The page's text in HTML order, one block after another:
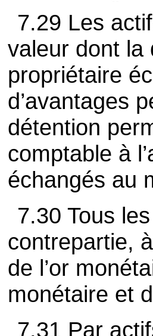
7.29 Les
valeur dont la
propriétaire
d’avantages
détention
comptable à
échangés au
7.30 Tous
contrepartie,
de l’or
monétaire et
7.31 Par